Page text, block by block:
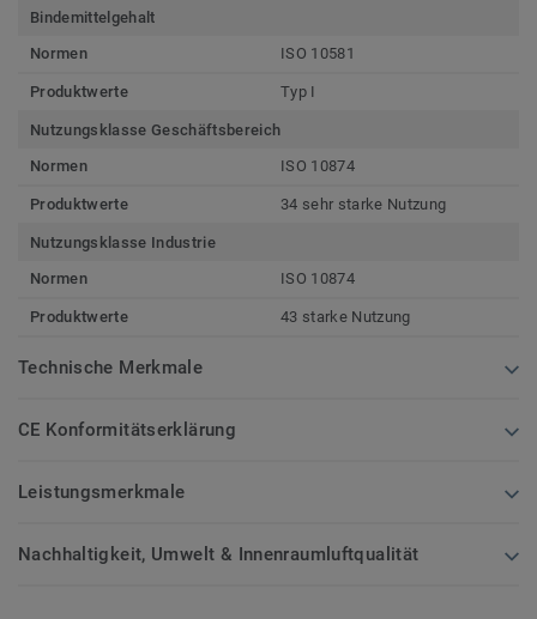
Bindemittelgehalt
Normen
ISO 10581
Produktwerte Typ I
Nutzungsklasse Geschäftsbereich
Normen
ISO 10874
Produktwerte 34 sehr starke Nutzung
Nutzungsklasse Industrie
Normen
ISO 10874
Produktwerte 43 starke Nutzung
Technische Merkmale
CE Konformitätserklärung
Leistungsmerkmale
Nachhaltigkeit, Umwelt & Innenraumluftqualität